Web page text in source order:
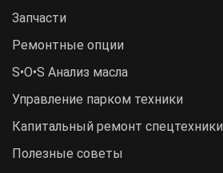
Запчасти
Ремонтные опции
S•O•S Анализ масла
Управление парком техники
Капитальный ремонт спецтехники
Полезные советы